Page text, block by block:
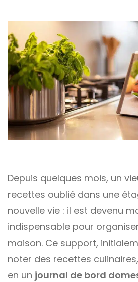
Depuis quelques mois, un
recettes oublié dans une
nouvelle vie : il est devenu
indispensable pour
maison. Ce support,
noter des recettes
en un journal de bord